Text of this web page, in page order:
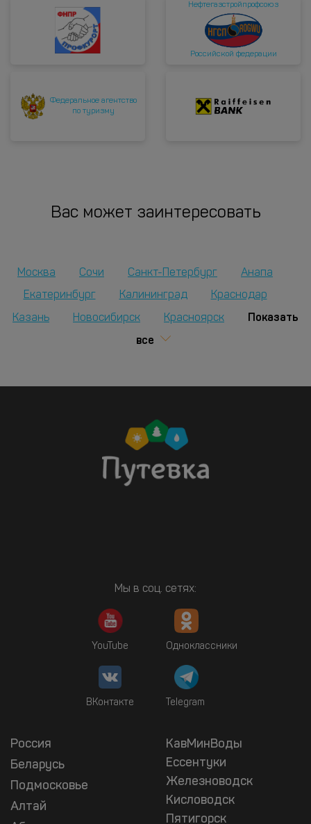
Нефтегазстройпрофсоюз
Российской федерации
Федеральное агентство
по туризму
Вас может заинтересовать
Москва Сочи Санкт-Петербург
Анапа
Екатеринбург
Калининград Краснодар
Казань Новосибирск Красноярск
Показать
все
Мы в соц. сетях:
YouTube Одноклассники
ВКонтакте Telegram
Россия
Беларусь
Подмосковье
Алтай
КавМинВоды
Ессентуки
Железноводск
Кисловодск
Пятигорск